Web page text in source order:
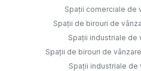
Spații comerciale de
Spații de birouri de
Spații industriale de
Spații de birouri de
Spații industriale de